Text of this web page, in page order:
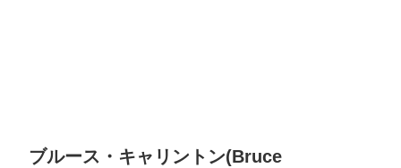
ブルース・キャリントン(Bruce